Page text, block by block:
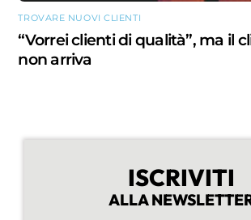
TROVARE NUOVI CLIENTI
“Vorrei clienti di qualità”, ma il
non arriva
ISCRIVITI
ALLA